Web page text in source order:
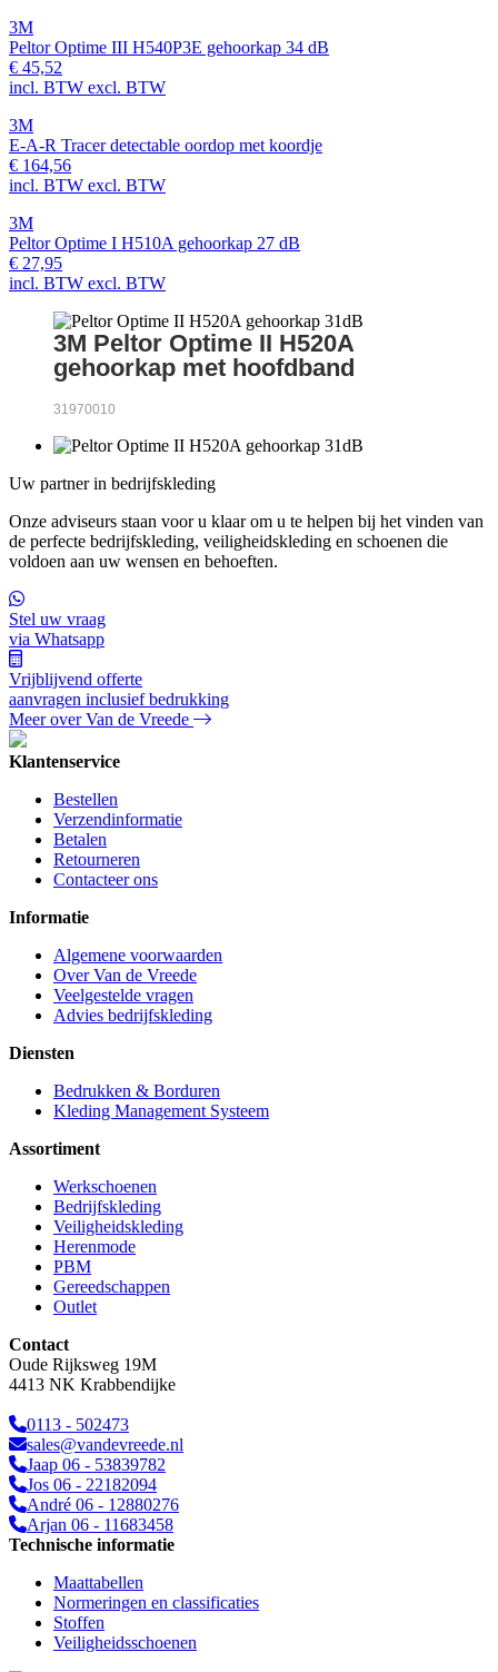
3M
Peltor Optime III H540P3E gehoorkap 34 dB
€ 45,52
incl. BTW excl. BTW
3M
E-A-R Tracer detectable oordop met koordje
€ 164,56
incl. BTW excl. BTW
3M
Peltor Optime I H510A gehoorkap 27 dB
€ 27,95
incl. BTW excl. BTW
3M Peltor Optime II H520A
gehoorkap met hoofdband
31970010
Uw partner in bedrijfskleding
Onze adviseurs staan voor u klaar om u te helpen bij het vinden van
de perfecte bedrijfskleding, veiligheidskleding en schoenen die
voldoen aan uw wensen en behoeften.
Stel uw vraag
via Whatsapp
Vrijblijvend offerte
aanvragen inclusief bedrukking
Meer over Van de Vreede
Klantenservice
Bestellen
Verzendinformatie
Betalen
Retourneren
Contacteer ons
Informatie
Algemene voorwaarden
Over Van de Vreede
Veelgestelde vragen
Advies bedrijfskleding
Diensten
Bedrukken & Borduren
Kleding Management Systeem
Assortiment
Werkschoenen
Bedrijfskleding
Veiligheidskleding
Herenmode
PBM
Gereedschappen
Outlet
Contact
Oude Rijksweg 19M
4413 NK Krabbendijke
0113 - 502473
sales@vandevreede.nl
Jaap 06 - 53839782
Jos 06 - 22182094
André 06 - 12880276
Arjan 06 - 11683458
Technische informatie
Maattabellen
Normeringen en classificaties
Stoffen
Veiligheidsschoenen